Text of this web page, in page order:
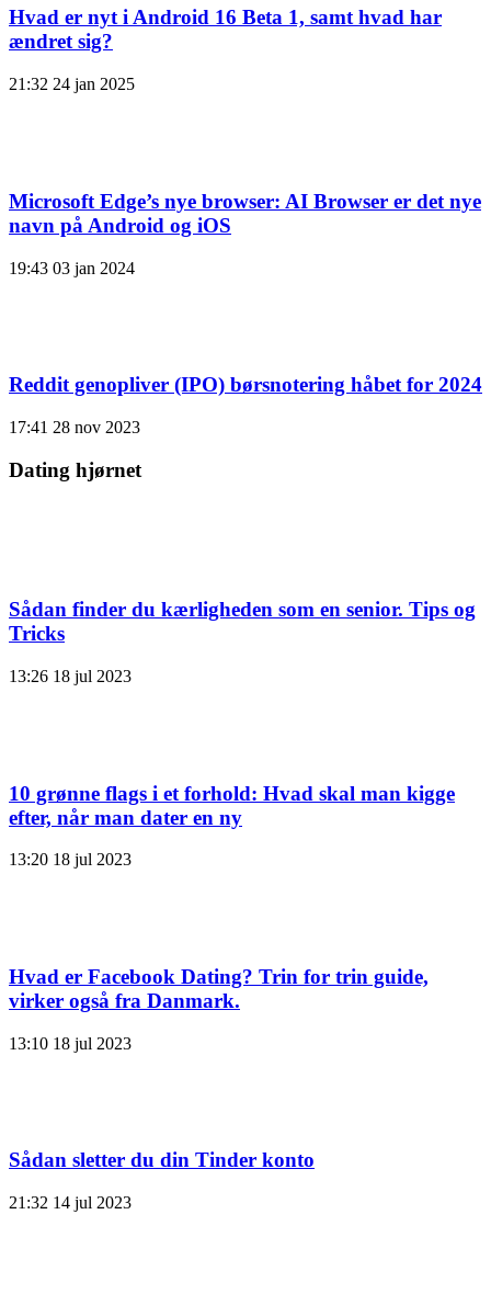
Hvad er nyt i Android 16 Beta 1, samt hvad har
ændret sig?
21:32 24 jan 2025
Microsoft Edge’s nye browser: AI Browser er det nye
navn på Android og iOS
19:43 03 jan 2024
Reddit genopliver (IPO) børsnotering håbet for 2024
17:41 28 nov 2023
Dating hjørnet
Sådan finder du kærligheden som en senior. Tips og
Tricks
13:26 18 jul 2023
10 grønne flags i et forhold: Hvad skal man kigge
efter, når man dater en ny
13:20 18 jul 2023
Hvad er Facebook Dating? Trin for trin guide,
virker også fra Danmark.
13:10 18 jul 2023
Sådan sletter du din Tinder konto
21:32 14 jul 2023